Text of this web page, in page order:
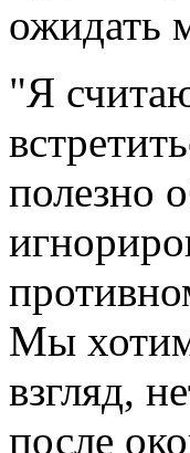
ожидать
"Я
полезно
Мы
взгляд,
после